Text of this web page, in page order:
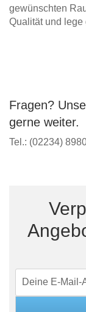
gewünschten
Qualität und lege
Fragen?
gerne weiter.
Tel.: (02234)